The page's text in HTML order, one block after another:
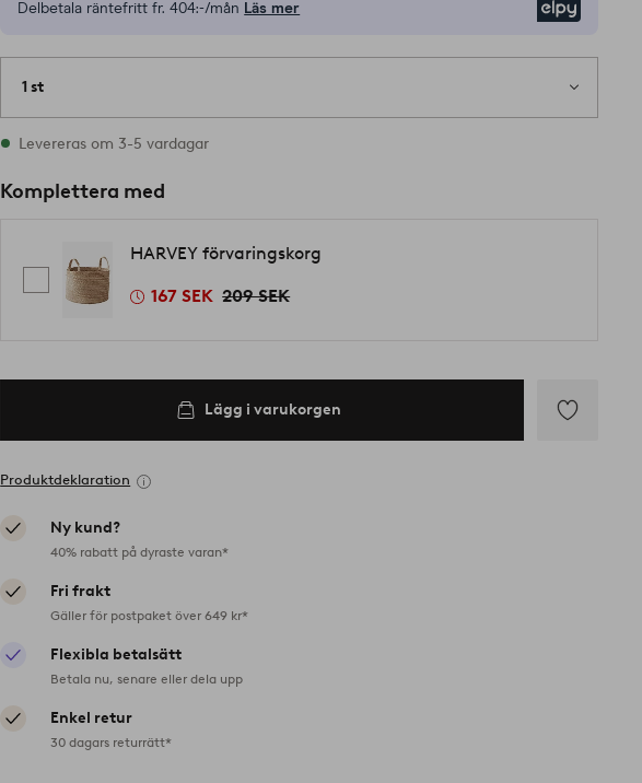
Delbetala räntefritt fr.404:-/mån Läs mer
1 st
I lager
Levereras om 3-5 vardagar
Komplettera med
HARVEY förvaringskorg
167 SEK 209 SEK
Lägg i varukorgen
Produktdeklaration
Ny kund?
40% rabatt på dyraste varan*
Fri frakt
Gäller för postpaket över 649 kr*
Flexibla betalsätt
Betala nu, senare eller dela upp
Enkel retur
30 dagars returrätt*